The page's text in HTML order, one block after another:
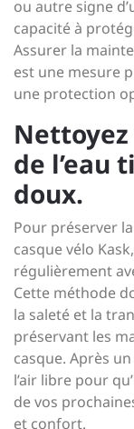
ou autre signe
capacité à
Assurer la
est une mesure
une protection
de l’eau
doux.
Pour préserver
casque vélo
régulièrement
Cette méthode
la saleté et la
préservant les
casque. Après
l’air libre pour
de vos
et confort.